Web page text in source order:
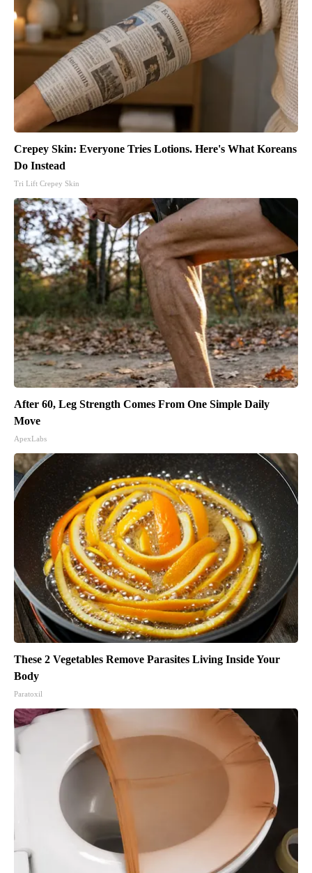
Crepey Skin: Everyone Tries Lotions. Here's What Koreans
Do Instead
Tri Lift Crepey Skin
After 60, Leg Strength Comes From One Simple Daily
Move
ApexLabs
These 2 Vegetables Remove Parasites Living Inside Your
Body
Paratoxil